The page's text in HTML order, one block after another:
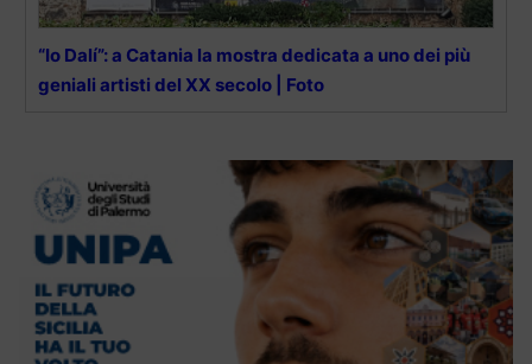
“Io Dalí”: a Catania la mostra dedicata a uno dei più
geniali artisti del XX secolo | Foto